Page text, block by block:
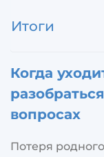
Итоги
Когда
вопросах
Потеря